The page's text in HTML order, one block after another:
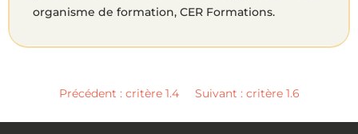
organisme de formation, CER Formations.
Précédent : critère 1.4 Suivant : critère 1.6